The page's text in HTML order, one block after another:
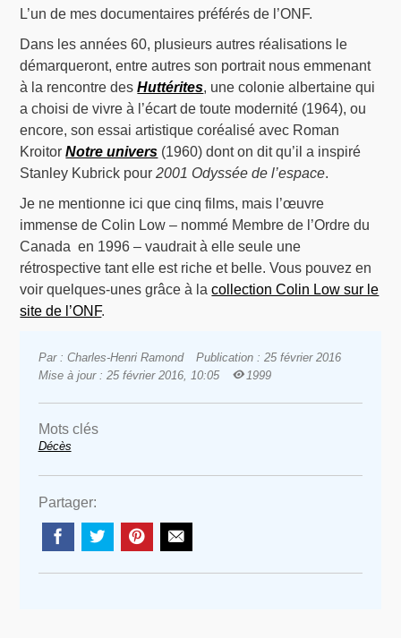
L’un de mes documentaires préférés de l’ONF.
Dans les années 60, plusieurs autres réalisations le
démarqueront, entre autres son portrait nous emmenant
à la rencontre desHuttérites, une colonie albertaine qui
a choisi de vivre à l’écart de toute modernité (1964), ou
encore, son essai artistique coréalisé avec Roman
KroitorNotre univers (1960) dont on dit qu’il a inspiré
Stanley Kubrick pour2001 Odyssée de l’espace.
Je ne mentionne ici que cinq films, mais l’œuvre
immense de Colin Low – nommé Membre de l’Ordre du
Canada en 1996 – vaudrait à elle seule une
rétrospective tant elle est riche et belle. Vous pouvez en
voir quelques-unes grâce à lacollection Colin Low sur le
site de l’ONF.
Par : Charles-Henri Ramond
Publication : 25 février 2016
Mise à jour : 25 février 2016, 10:05
1999
Mots clés
Décès
Partager: